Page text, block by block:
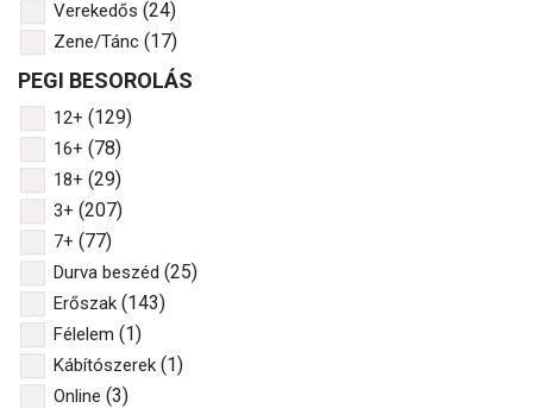
Verekedős (24)
Zene/Tánc (17)
PEGI BESOROLÁS
12+ (129)
16+ (78)
18+ (29)
3+ (207)
7+ (77)
Durva beszéd (25)
Erőszak (143)
Félelem (1)
Kábítószerek (1)
Online (3)